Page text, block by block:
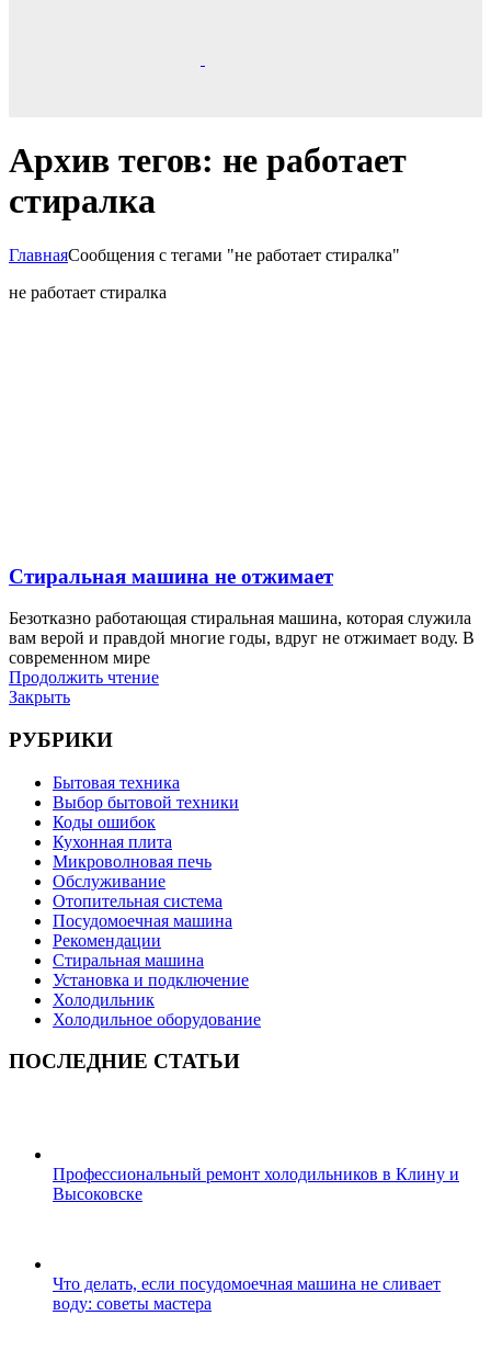
Архив тегов: не работает
стиралка
ГлавнаяСообщения с тегами "не работает стиралка"
не работает стиралка
Стиральная машина не отжимает
Безотказно работающая стиральная машина, которая служила
вам верой и правдой многие годы, вдруг не отжимает воду. В
современном мире
Продолжить чтение
Закрыть
РУБРИКИ
Бытовая техника
Выбор бытовой техники
Коды ошибок
Кухонная плита
Микроволновая печь
Обслуживание
Отопительная система
Посудомоечная машина
Рекомендации
Стиральная машина
Установка и подключение
Холодильник
Холодильное оборудование
ПОСЛЕДНИЕ СТАТЬИ
Профессиональный ремонт холодильников в Клину и
Высоковске
Что делать, если посудомоечная машина не сливает
воду: советы мастера